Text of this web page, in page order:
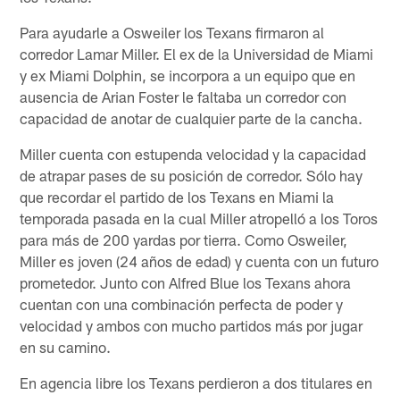
Para ayudarle a Osweiler los Texans firmaron al
corredor Lamar Miller. El ex de la Universidad de Miami
y ex Miami Dolphin, se incorpora a un equipo que en
ausencia de Arian Foster le faltaba un corredor con
capacidad de anotar de cualquier parte de la cancha.
Miller cuenta con estupenda velocidad y la capacidad
de atrapar pases de su posición de corredor. Sólo hay
que recordar el partido de los Texans en Miami la
temporada pasada en la cual Miller atropelló a los Toros
para más de 200 yardas por tierra. Como Osweiler,
Miller es joven (24 años de edad) y cuenta con un futuro
prometedor. Junto con Alfred Blue los Texans ahora
cuentan con una combinación perfecta de poder y
velocidad y ambos con mucho partidos más por jugar
en su camino.
En agencia libre los Texans perdieron a dos titulares en